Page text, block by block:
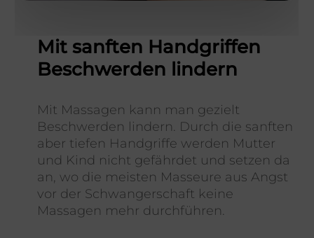
Mit sanften Handgriffen
Beschwerden lindern
Mit Massagen kann man gezielt
Beschwerden lindern. Durch die sanften
aber tiefen Handgriffe werden Mutter
und Kind nicht gefährdet und setzen da
an, wo die meisten Masseure aus Angst
vor der Schwangerschaft keine
Massagen mehr durchführen.